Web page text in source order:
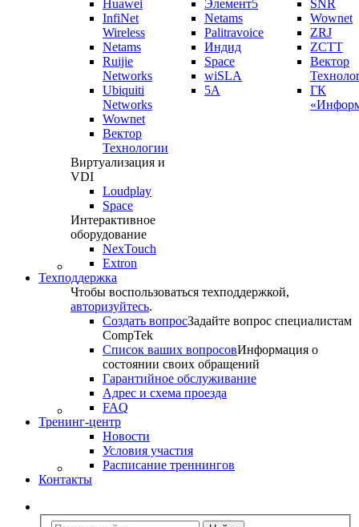
Huawei
InfiNet
Wireless
Netams
Ruijie
Networks
Ubiquiti
Networks
Wownet
Вектор
Технологии
Виртуализация и
VDI
Loudplay
Space
Интерактивное
оборудование
NexTouch
Extron
Элемент5
Netams
Palitravoice
Индид
Space
wiSLA
5A
SNR
Wownet
ZRJ
ZCTT
Вектор
ГК
Техподдержка
Чтобы воспользоваться техподдержкой,
авторизуйтесь.
Создать вопросЗадайте вопрос специалистам
CompTek
Список ваших вопросовИнформация о
состоянии своих обращений
Гарантийное обслуживание
Адрес и схема проезда
FAQ
Тренинг-центр
Новости
Условия участия
Расписание треннингов
Контакты